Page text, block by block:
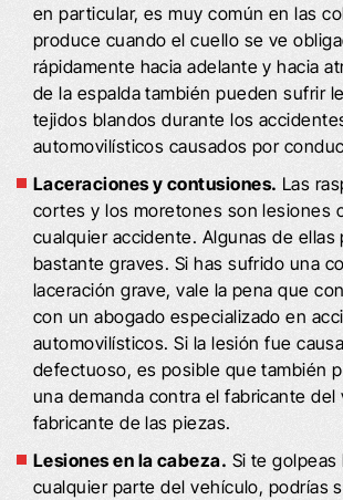
en particular, es muy común en las
produce cuando el cuello se ve
rápidamente hacia adelante y hacia
de la espalda también pueden sufrir
tejidos blandos durante los
automovilísticos causados por
Laceraciones y contusiones. Las
cortes y los moretones son lesiones
cualquier accidente. Algunas de ellas
bastante graves. Si has sufrido una
laceración grave, vale la pena que
con un abogado especializado en
automovilísticos. Si la lesión fue
defectuoso, es posible que también
una demanda contra el fabricante del
fabricante de las piezas.
Lesiones en la cabeza. Si te golpeas
cualquier parte del vehículo, podrías